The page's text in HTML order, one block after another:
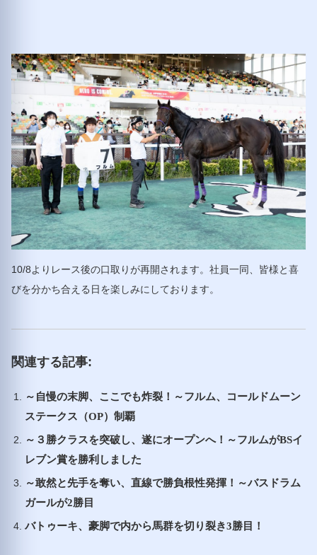
10/8よりレース後の口取りが再開されます。社員一同、皆様と喜
びを分かち合える日を楽しみにしております。
関連する記事:
～自慢の末脚、ここでも炸裂！～フルム、コールドムーン
ステークス（OP）制覇
～３勝クラスを突破し、遂にオープンへ！～フルムがBSイ
レブン賞を勝利しました
～敢然と先手を奪い、直線で勝負根性発揮！～バスドラム
ガールが2勝目
バトゥーキ、豪脚で内から馬群を切り裂き3勝目！